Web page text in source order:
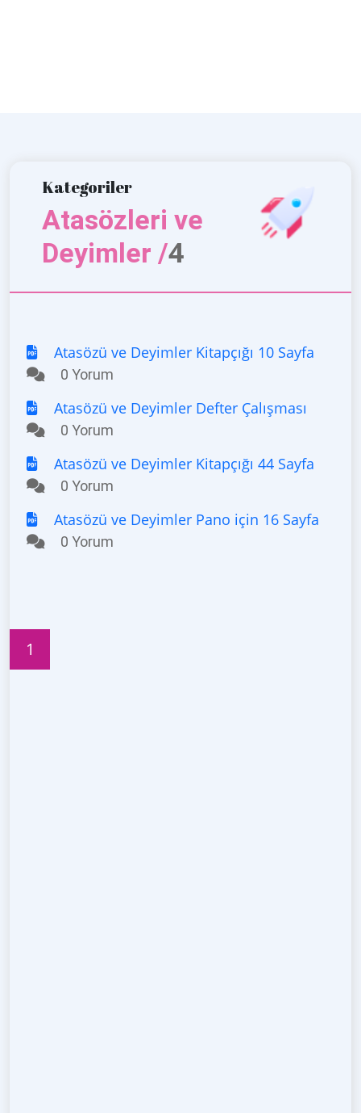
Kategoriler
Atasözleri ve
Deyimler /4
Atasözü ve Deyimler Kitapçığı 10 Sayfa
0 Yorum
Atasözü ve Deyimler Defter Çalışması
0 Yorum
Atasözü ve Deyimler Kitapçığı 44 Sayfa
0 Yorum
Atasözü ve Deyimler Pano için 16 Sayfa
0 Yorum
1